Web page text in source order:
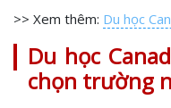
>> Xem thêm: Du học
Du học
chọn trường